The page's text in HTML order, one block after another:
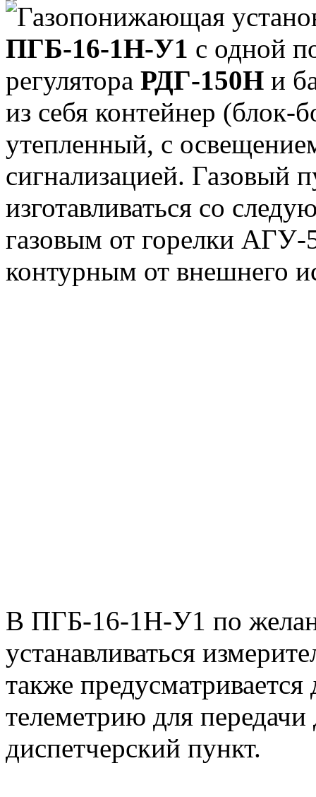
Газопонижающая
ПГБ-16-1Н-У1 с одной
регулятора РДГ-150Н и
из себя контейнер (блок-
утепленный, с
сигнализацией.
изготавливаться со
газовым от горелки
контурным от внешнего
В ПГБ-16-1Н-У1 по
устанавливаться
также
телеметрию для
диспетчерский пункт.